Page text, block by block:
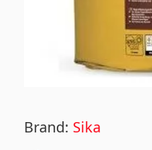
Brand: Sika